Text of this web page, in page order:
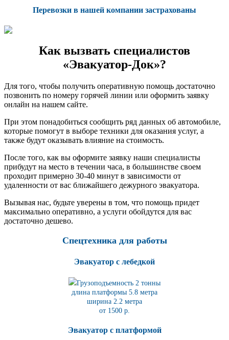
Перевозки в нашей компании застрахованы
Как вызвать специалистов
«Эвакуатор-Док»?
Для того, чтобы получить оперативную помощь достаточно
позвонить по номеру горячей линии или оформить заявку
онлайн на нашем сайте.
При этом понадобиться сообщить ряд данных об автомобиле,
которые помогут в выборе техники для оказания услуг, а
также будут оказывать влияние на стоимость.
После того, как вы оформите заявку наши специалисты
прибудут на место в течении часа, в большинстве своем
проходит примерно 30-40 минут в зависимости от
удаленности от вас ближайшего дежурного эвакуатора.
Вызывая нас, будьте уверены в том, что помощь придет
максимально оперативно, а услуги обойдутся для вас
достаточно дешево.
Спецтехника для работы
Эвакуатор с лебедкой
Грузоподъемность 2 тонны
длина платформы 5.8 метра
ширина 2.2 метра
от 1500 р.
Эвакуатор с платформой